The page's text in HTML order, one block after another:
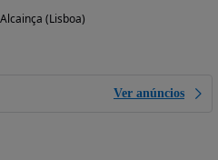
(Lisboa)
Ver anúncios